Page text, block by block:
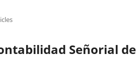
Señorial de